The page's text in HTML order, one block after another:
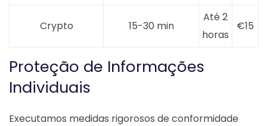
Crypto 15-30 min
Até 2
horas
€15
Proteção de Informações
Individuais
Executamos medidas rigorosos de conformidade